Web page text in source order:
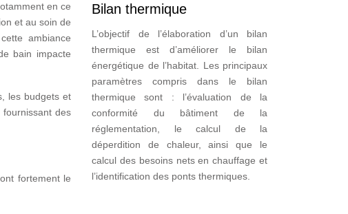
en ce
et au soin de
ambiance
bain impacte
les budgets et
des
fortement le
Bilan thermique
L’objectif de l’élaboration d’un bilan
thermique est d’améliorer le bilan
énergétique de l’habitat. Les principaux
paramètres compris dans le bilan
thermique sont : l’évaluation de la
conformité du bâtiment de la
réglementation, le calcul de la
déperdition de chaleur, ainsi que le
calcul des besoins nets en chauffage et
l’identification des ponts thermiques.